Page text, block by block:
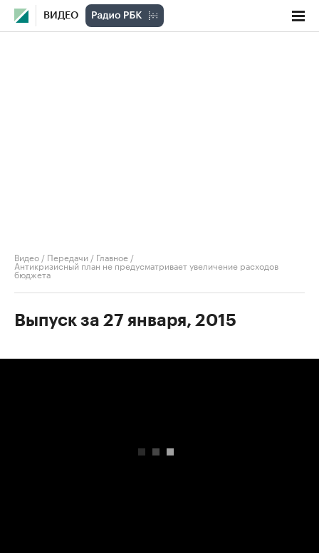
ВИДЕО
Видео / Передачи / Главное /
Антикризисный план не предусматривает увеличение расходов
бюджета
Выпуск за 27 января, 2015